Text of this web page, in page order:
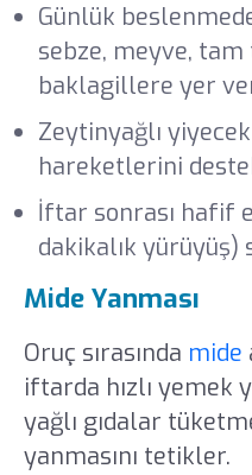
Günlük
sebze, meyve, tam
baklagillere yer
Zeytinyağlı
hareketlerini
İftar sonrası hafif
dakikalık yürüyüş)
Mide Yanması
Oruç sırasında mide
iftarda hızlı yemek
yağlı gıdalar
yanmasını tetikler.